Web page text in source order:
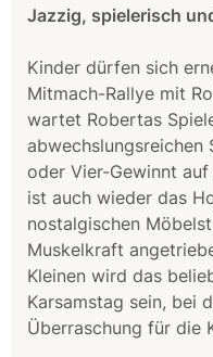
Jazzig, spielerisch
Kinder dürfen sich
Mitmach-Rallye mit
wartet Robertas
abwechslungsreichen
oder Vier-Gewinnt
ist auch wieder das
nostalgischen
Muskelkraft
Kleinen wird das
Karsamstag sein, bei
Überraschung für die